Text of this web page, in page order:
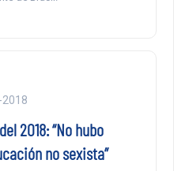
2018: “No hubo
no sexista”